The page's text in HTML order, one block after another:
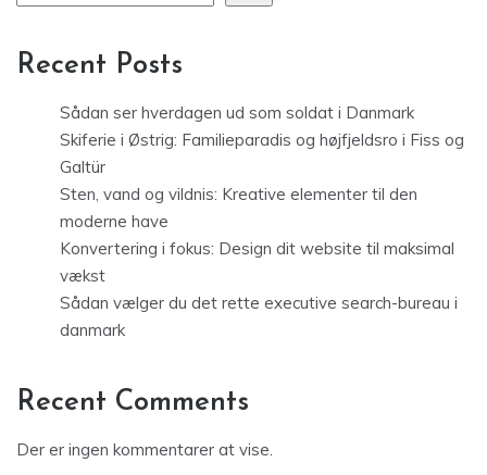
Recent Posts
Sådan ser hverdagen ud som soldat i Danmark
Skiferie i Østrig: Familieparadis og højfjeldsro i Fiss og
Galtür
Sten, vand og vildnis: Kreative elementer til den
moderne have
Konvertering i fokus: Design dit website til maksimal
vækst
Sådan vælger du det rette executive search-bureau i
danmark
Recent Comments
Der er ingen kommentarer at vise.